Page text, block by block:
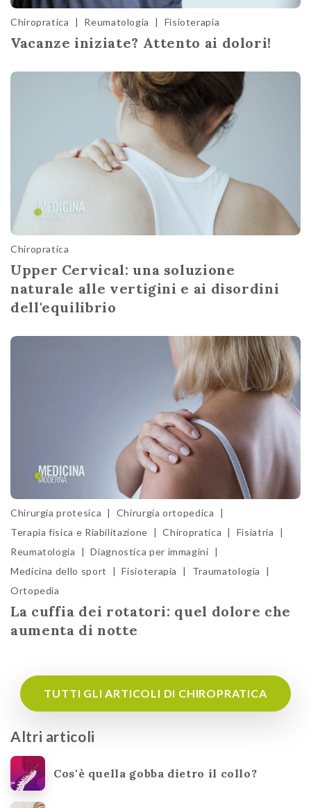
Chiropratica | Reumatologia | Fisioterapia
Vacanze iniziate? Attento ai dolori!
Chiropratica
Upper Cervical: una soluzione
naturale alle vertigini e ai disordini
dell'equilibrio
Chirurgia protesica | Chirurgia ortopedica
|
Terapia fisica e Riabilitazione | Chiropratica | Fisiatria
|
Reumatologia
| Diagnostica per immagini |
Medicina dello sport
| Fisioterapia | Traumatologia
|
Ortopedia
La cuffia dei rotatori: quel dolore che
aumenta di notte
TUTTI GLI ARTICOLI DI CHIROPRATICA
Altri articoli
Cos'è quella gobba dietro il collo?